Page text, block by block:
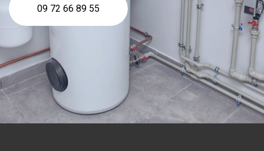
09 72 66 89 55